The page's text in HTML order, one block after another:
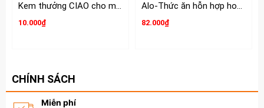
Kem thưởng CIAO cho mèo hộp 50 tuýp
10.000₫
Alo-Thức ăn hỗn hợp hoàn chỉnh và cân bằng dinh dưỡng cho Mèo
82.000₫
CHÍNH SÁCH
Miễn phí